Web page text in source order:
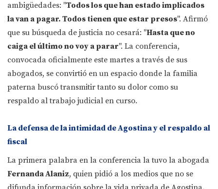
ambigüedades: "Todos los que han estado implicados
la van a pagar. Todos tienen que estar presos". Afirmó
que su búsqueda de justicia no cesará: "Hasta que no
caiga el último no voy a parar". La conferencia,
convocada oficialmente este martes a través de sus
abogados, se convirtió en un espacio donde la familia
paterna buscó transmitir tanto su dolor como su
respaldo al trabajo judicial en curso.
La defensa de la intimidad de Agostina y el respaldo al
fiscal
La primera palabra en la conferencia la tuvo la abogada
Fernanda Alaniz, quien pidió a los medios que no se